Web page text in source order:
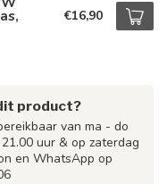
€16,90
product?
van ma - do
uur & op zaterdag
en WhatsApp op